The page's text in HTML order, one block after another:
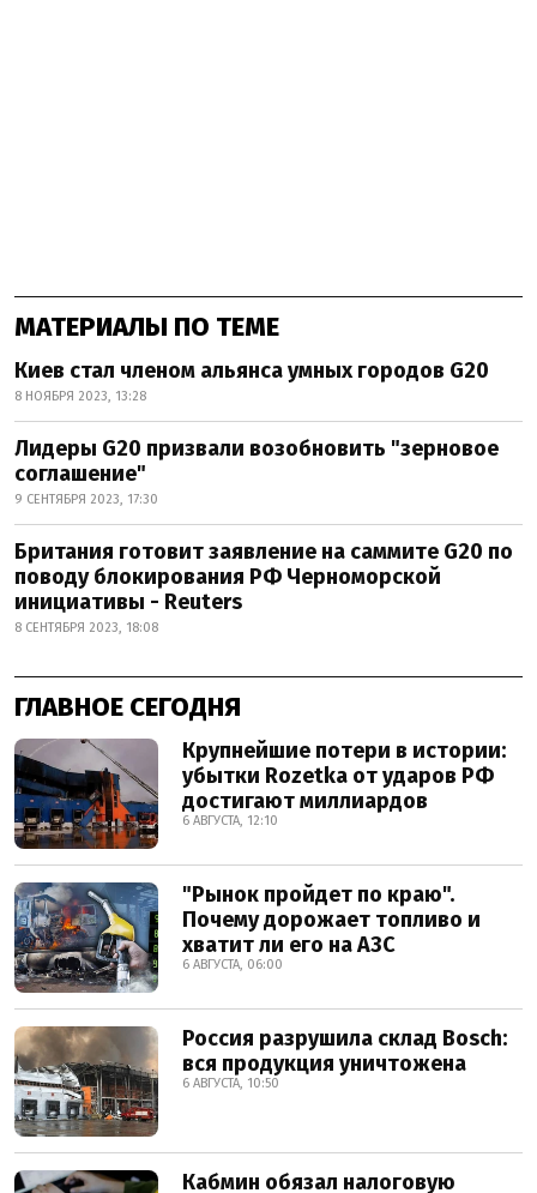
МАТЕРИАЛЫ ПО ТЕМЕ
Киев стал членом альянса умных городов G20
8 НОЯБРЯ 2023, 13:28
Лидеры G20 призвали возобновить "зерновое
соглашение"
9 СЕНТЯБРЯ 2023, 17:30
Британия готовит заявление на саммите G20 по
поводу блокирования РФ Черноморской
инициативы - Reuters
8 СЕНТЯБРЯ 2023, 18:08
ГЛАВНОЕ СЕГОДНЯ
Крупнейшие потери в истории:
убытки Rozetka от ударов РФ
достигают миллиардов
6 АВГУСТА, 12:10
"Рынок пройдет по краю".
Почему дорожает топливо и
хватит ли его на АЗС
6 АВГУСТА, 06:00
Россия разрушила склад Bosch:
вся продукция уничтожена
6 АВГУСТА, 10:50
Кабмин обязал налоговую